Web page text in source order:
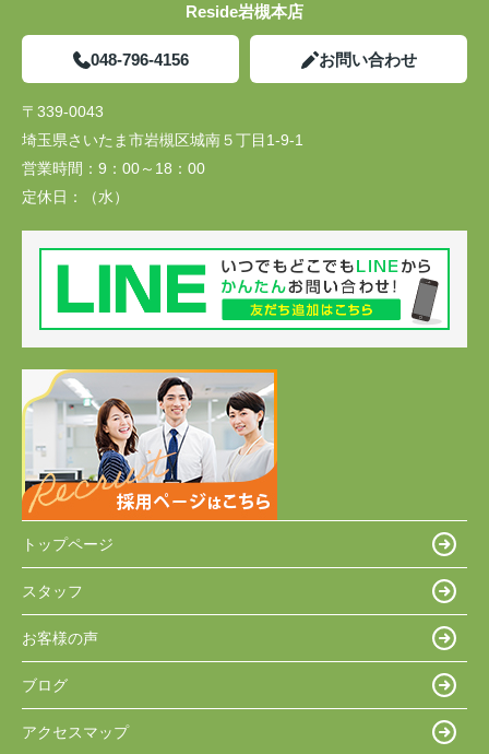
Reside岩槻本店
048-796-4156 お問い合わせ
〒339-0043
埼玉県さいたま市岩槻区城南５丁目1-9-1
営業時間： 9：00～18：00
定休日：
（水）
トップページ
スタッフ
お客様の声
ブログ
アクセスマップ